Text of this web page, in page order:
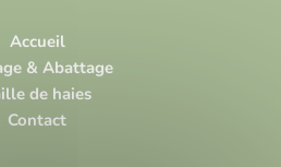
Accueil
& Abattage
de haies
Contact